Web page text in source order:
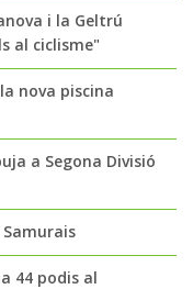
i la Geltrú
al ciclisme"
nova piscina
a Segona Divisió
44 podis al